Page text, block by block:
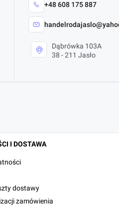
+48 608 175 887
Dąbrówka 103A
38 - 211 Jasło
I DOSTAWA
dostawy
zamówienia